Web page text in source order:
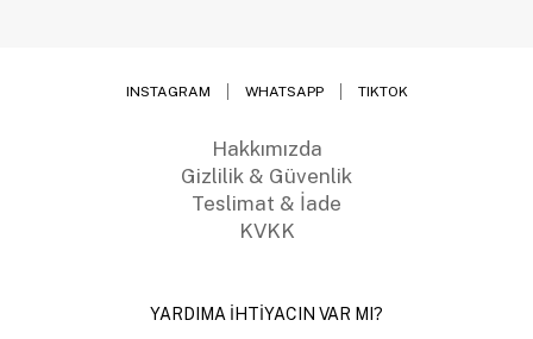
INSTAGRAM WHATSAPP TIKTOK
Hakkımızda
Gizlilik & Güvenlik
Teslimat & İade
KVKK
YARDIMA İHTİYACIN VAR MI?